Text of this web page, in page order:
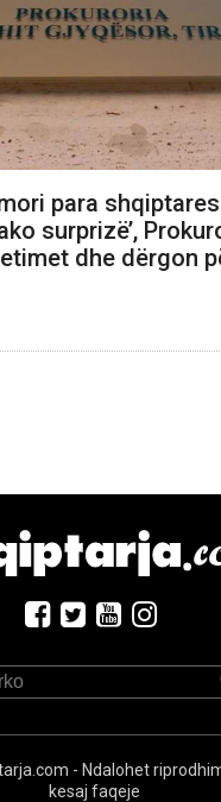
para
surprizë’,
dhe dërgon
- Ndalohet
kesaj faqeje